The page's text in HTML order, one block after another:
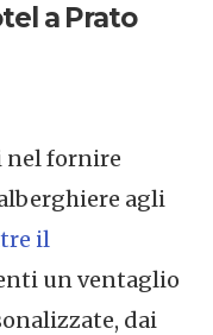
a Prato
nel fornire
agli
il
un ventaglio
dai